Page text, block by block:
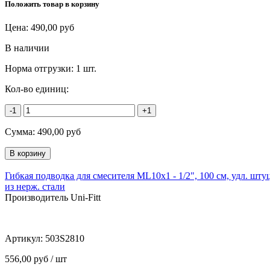
Положить товар в корзину
Цена: 490,00 руб
В наличии
Норма отгрузки: 1 шт.
Кол-во единиц:
-1 +1
Сумма: 490,00 руб
Гибкая подводка для смесителя МL10х1 - 1/2", 100 см, удл.
из нерж. стали
Производитель Uni-Fitt
Артикул: 503S2810
556,00 руб / шт